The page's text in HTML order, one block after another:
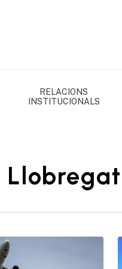
RELACIONS
INSTITUCIONALS
Llobregat